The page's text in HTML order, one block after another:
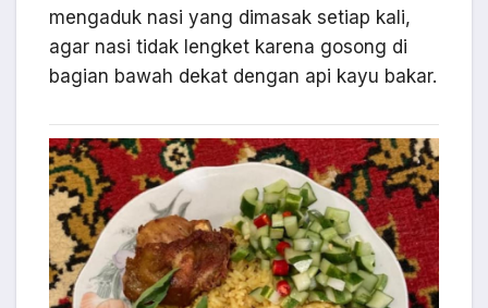
mengaduk nasi yang dimasak setiap kali,
agar nasi tidak lengket karena gosong di
bagian bawah dekat dengan api kayu bakar.